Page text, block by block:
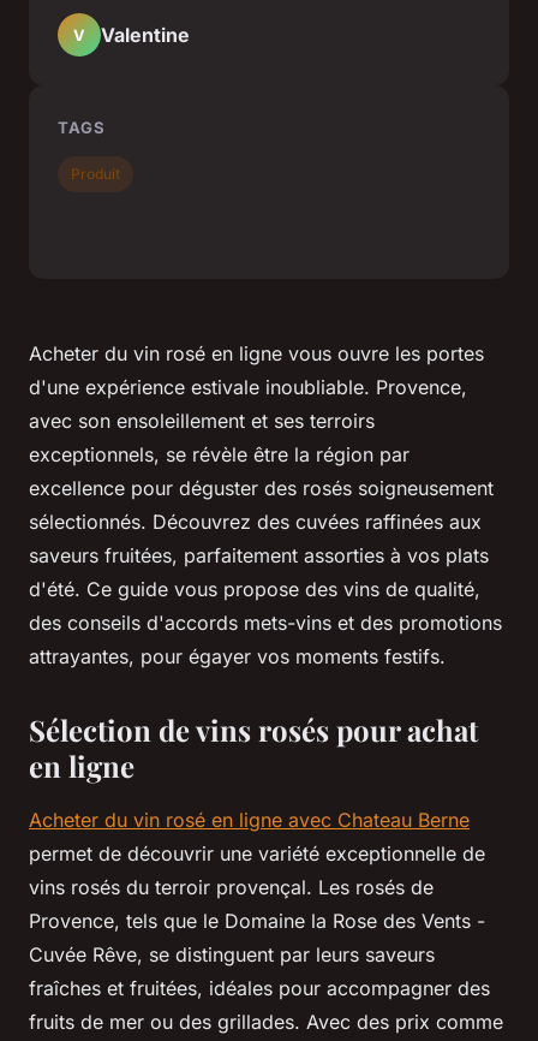
Acheter du vin rosé en ligne vous ouvre les portes
d'une expérience estivale inoubliable. Provence,
avec son ensoleillement et ses terroirs
exceptionnels, se révèle être la région par
excellence pour déguster des rosés soigneusement
sélectionnés. Découvrez des cuvées raffinées aux
saveurs fruitées, parfaitement assorties à vos plats
d'été. Ce guide vous propose des vins de qualité,
des conseils d'accords mets-vins et des promotions
attrayantes, pour égayer vos moments festifs.
Sélection de vins rosés pour achat
en ligne
Acheter du vin rosé en ligne avec Chateau Berne
permet de découvrir une variété exceptionnelle de
vins rosés du terroir provençal. Les rosés de
Provence, tels que le Domaine la Rose des Vents -
Cuvée Rêve, se distinguent par leurs saveurs
fraîches et fruitées, idéales pour accompagner des
fruits de mer ou des grillades. Avec des prix comme
V Valentine
TAGS
Produit